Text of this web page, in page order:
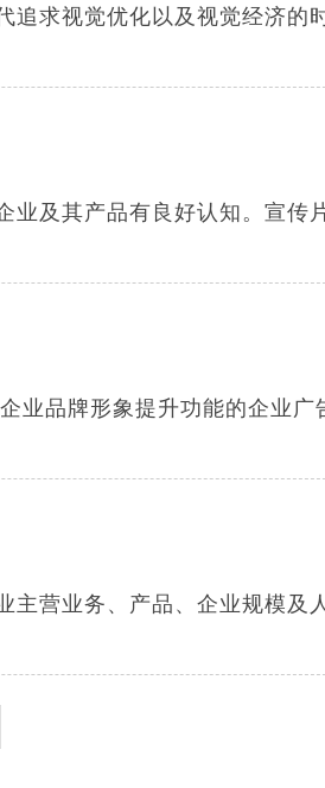
追求视觉优化以及视觉经济的
业及其产品有良好认知。宣传
业品牌形象提升功能的企业广
主营业务、产品、企业规模及